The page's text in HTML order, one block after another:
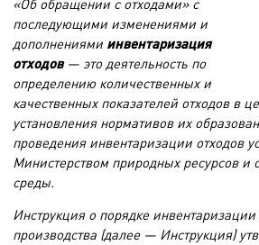
«Об обращении с отходами» с
последующими изменениями и
дополнениями инвентаризация
отходов— это деятельность по
определению количественных и
качественных показателей отходов в
установления нормативов их
проведения инвентаризации отходов
Министерством природных ресурсов
среды.
Инструкция о порядке инвентаризации
производства (далее — Инструкция)